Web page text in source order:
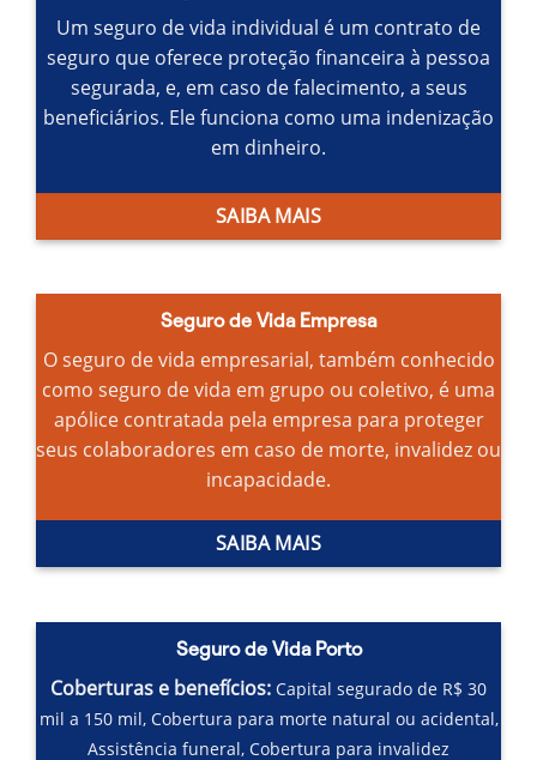
Um seguro de vida individual é um contrato de
seguro que oferece proteção financeira à pessoa
segurada, e, em caso de falecimento, a seus
beneficiários. Ele funciona como uma indenização
em dinheiro.
SAIBA MAIS
Seguro de Vida Empresa
O seguro de vida empresarial, também conhecido
como seguro de vida em grupo ou coletivo, é uma
apólice contratada pela empresa para proteger
seus colaboradores em caso de morte, invalidez ou
incapacidade.
SAIBA MAIS
Seguro de Vida Porto
Coberturas e benefícios: Capital segurado de R$ 30
mil a 150 mil, Cobertura para morte natural ou acidental,
Assistência funeral,Cobertura para invalidez